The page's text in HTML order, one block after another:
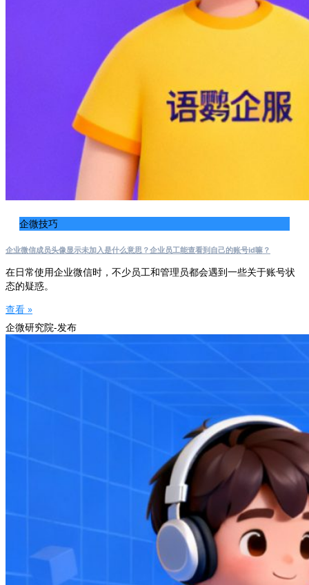
企微技巧
企业微信成员头像显示未加入是什么意思？企业员工能查看到自己的账号id嘛？
在日常使用企业微信时，不少员工和管理员都会遇到一些关于账号状
态的疑惑。
查看 »
企微研究院-发布